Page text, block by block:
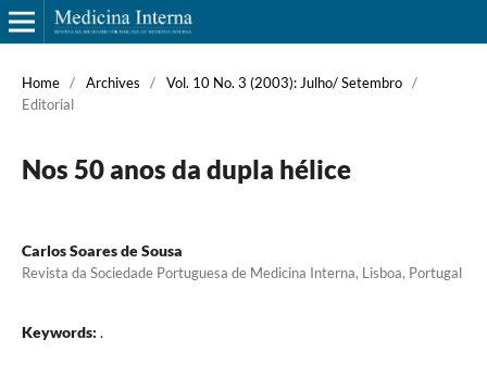
Home / Archives / Vol. 10 No. 3 (2003): Julho/ Setembro /
Editorial
Nos 50 anos da dupla hélice
Carlos Soares de Sousa
Revista da Sociedade Portuguesa de Medicina Interna, Lisboa, Portugal
Keywords: .